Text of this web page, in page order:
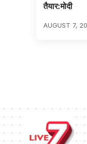
तैयार:मोदी
AUGUST 7,